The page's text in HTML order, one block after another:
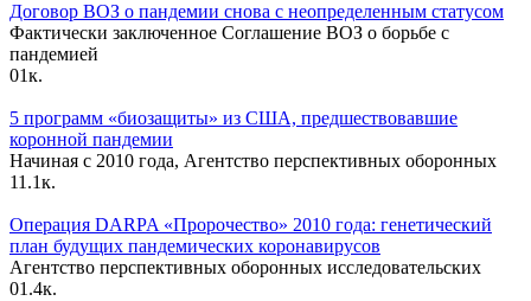
Договор ВОЗ о пандемии снова с неопределенным статусом
Фактически заключенное Соглашение ВОЗ о борьбе с
пандемией
01к.
5 программ «биозащиты» из США, предшествовавшие
коронной пандемии
Начиная с 2010 года, Агентство перспективных оборонных
11.1к.
Операция DARPA «Пророчество» 2010 года: генетический
план будущих пандемических коронавирусов
Агентство перспективных оборонных исследовательских
01.4к.